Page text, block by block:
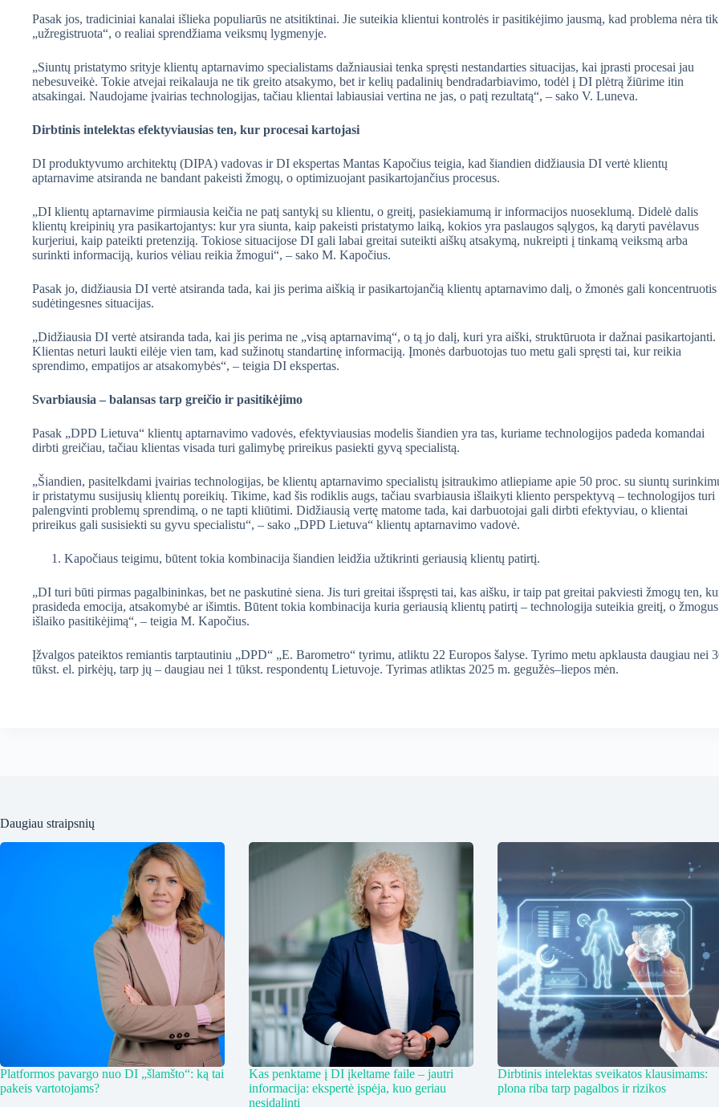
Pasak jos, tradiciniai kanalai išlieka populiarūs ne atsitiktinai. Jie suteikia klientui kontrolės ir pasitikėjimo jausmą, kad problema nėra tik
„užregistruota“, o realiai sprendžiama veiksmų lygmenyje.
„Siuntų pristatymo srityje klientų aptarnavimo specialistams dažniausiai tenka spręsti nestandarties situacijas, kai įprasti procesai jau
nebesuveikė. Tokie atvejai reikalauja ne tik greito atsakymo, bet ir kelių padalinių bendradarbiavimo, todėl į DI plėtrą žiūrime itin
atsakingai. Naudojame įvairias technologijas, tačiau klientai labiausiai vertina ne jas, o patį rezultatą“, – sako V. Luneva.
Dirbtinis intelektas efektyviausias ten, kur procesai kartojasi
DI produktyvumo architektų (DIPA) vadovas ir DI ekspertas Mantas Kapočius teigia, kad šiandien didžiausia DI vertė klientų
aptarnavime atsiranda ne bandant pakeisti žmogų, o optimizuojant pasikartojančius procesus.
„DI klientų aptarnavime pirmiausia keičia ne patį santykį su klientu, o greitį, pasiekiamumą ir informacijos nuoseklumą. Didelė dalis
klientų kreipinių yra pasikartojantys: kur yra siunta, kaip pakeisti pristatymo laiką, kokios yra paslaugos sąlygos, ką daryti pavėlavus
kurjeriui, kaip pateikti pretenziją. Tokiose situacijose DI gali labai greitai suteikti aiškų atsakymą, nukreipti į tinkamą veiksmą arba
surinkti informaciją, kurios vėliau reikia žmogui“, – sako M. Kapočius.
Pasak jo, didžiausia DI vertė atsiranda tada, kai jis perima aiškią ir pasikartojančią klientų aptarnavimo dalį, o žmonės gali
sudėtingesnes situacijas.
„Didžiausia DI vertė atsiranda tada, kai jis perima ne „visą aptarnavimą“, o tą jo dalį, kuri yra aiški, struktūruota ir dažnai pasikartojanti.
Klientas neturi laukti eilėje vien tam, kad sužinotų standartinę informaciją. Įmonės darbuotojas tuo metu gali spręsti tai, kur reikia
sprendimo, empatijos ar atsakomybės“, – teigia DI ekspertas.
Svarbiausia – balansas tarp greičio ir pasitikėjimo
Pasak „DPD Lietuva“ klientų aptarnavimo vadovės, efektyviausias modelis šiandien yra tas, kuriame technologijos padeda komandai
dirbti greičiau, tačiau klientas visada turi galimybę prireikus pasiekti gyvą specialistą.
„Šiandien, pasitelkdami įvairias technologijas, be klientų aptarnavimo specialistų įsitraukimo atliepiame apie 50 proc. su siuntų
ir pristatymu susijusių klientų poreikių. Tikime, kad šis rodiklis augs, tačiau svarbiausia išlaikyti kliento perspektyvą – technologijos turi
palengvinti problemų sprendimą, o ne tapti kliūtimi. Didžiausią vertę matome tada, kai darbuotojai gali dirbti efektyviau, o klientai
prireikus gali susisiekti su gyvu specialistu“, – sako „DPD Lietuva“ klientų aptarnavimo vadovė.
Kapočiaus teigimu, būtent tokia kombinacija šiandien leidžia užtikrinti geriausią klientų patirtį.
„DI turi būti pirmas pagalbininkas, bet ne paskutinė siena. Jis turi greitai išspręsti tai, kas aišku, ir taip pat greitai pakviesti žmogų ten,
prasideda emocija, atsakomybė ar išimtis. Būtent tokia kombinacija kuria geriausią klientų patirtį – technologija suteikia greitį, o žmogus
išlaiko pasitikėjimą“, – teigia M. Kapočius.
Įžvalgos pateiktos remiantis tarptautiniu „DPD“ „E. Barometro“ tyrimu, atliktu 22 Europos šalyse. Tyrimo metu apklausta daugiau nei
tūkst. el. pirkėjų, tarp jų – daugiau nei 1 tūkst. respondentų Lietuvoje. Tyrimas atliktas 2025 m. gegužės–liepos mėn.
Daugiau straipsnių
Platformos pavargo nuo DI „šlamšto“: ką tai
pakeis vartotojams?
Kas penktame į DI įkeltame faile – jautri
informacija: ekspertė įspėja, kuo geriau
nesidalinti
Dirbtinis intelektas sveikatos klausimams:
plona riba tarp pagalbos ir rizikos